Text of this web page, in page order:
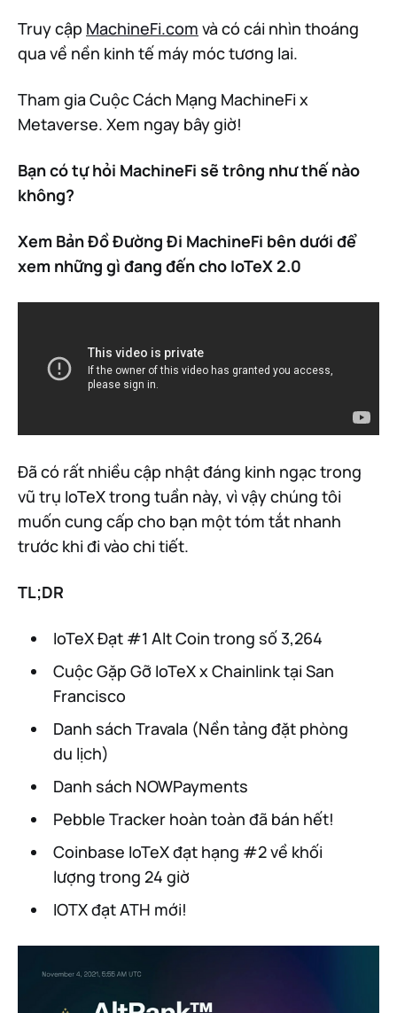
Truy cập MachineFi.com và có cái nhìn thoáng
qua về nền kinh tế máy móc tương lai.
Tham gia Cuộc Cách Mạng MachineFi x
Metaverse. Xem ngay bây giờ!
Bạn có tự hỏi MachineFi sẽ trông như thế nào
không?
Xem Bản Đồ Đường Đi MachineFi bên dưới để
xem những gì đang đến cho IoTeX 2.0
Đã có rất nhiều cập nhật đáng kinh ngạc trong
vũ trụ IoTeX trong tuần này, vì vậy chúng tôi
muốn cung cấp cho bạn một tóm tắt nhanh
trước khi đi vào chi tiết.
TL;DR
IoTeX Đạt #1 Alt Coin trong số 3,264
Cuộc Gặp Gỡ IoTeX x Chainlink tại San
Francisco
Danh sách Travala (Nền tảng đặt phòng
du lịch)
Danh sách NOWPayments
Pebble Tracker hoàn toàn đã bán hết!
Coinbase IoTeX đạt hạng #2 về khối
lượng trong 24 giờ
IOTX đạt ATH mới!